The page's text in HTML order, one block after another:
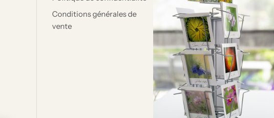
Conditions générales de
vente